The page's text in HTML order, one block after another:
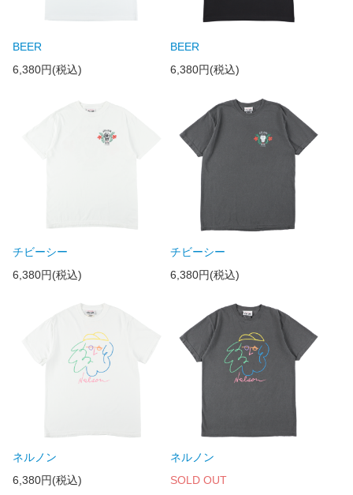
BEER
6,380円(税込)
BEER
6,380円(税込)
チビーシー
6,380円(税込)
チビーシー
6,380円(税込)
ネルノン
6,380円(税込)
ネルノン
SOLD OUT